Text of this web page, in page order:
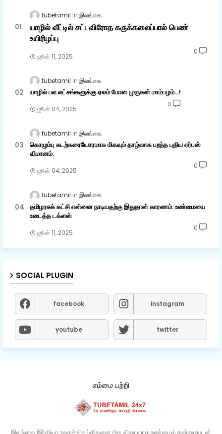
tubetamil இலங்கை
யாழில் வீட்டில் சட்டவிரோத கருக்கலைப்பால் பெண்
உயிரிழப்பு
ஜூன் 11, 2025
0
tubetamil இலங்கை
யாழில் பல லட்சங்களுக்கு ஏலம் போன முருகன் மாம்பழம்...!
ஜூன் 04, 2025
0
tubetamil இலங்கை
கொழும்பு கடற்கரையோரமாக மிகவும் தாழ்வாக பறந்த புதிய ஏர்பஸ்
விமானம்.
ஜூன் 04, 2025
0
tubetamil இலங்கை
தமிழரசுக் கட்சி என்னை நாடியதற்கு இதுதான் காரணம்: உண்மையை
உடைத்த டக்ளஸ்
ஜூன் 11, 2025
0
SOCIAL PLUGIN
facebook instagram
youtube twitter
எம்மை பற்றி
இலங்கை இந்தியா உலகச் செய்திகளை மிக விரைவாக உண்மைத் தன்மையுடன்